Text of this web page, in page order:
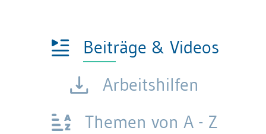
Beiträge & Videos
Arbeitshilfen
Themen von A - Z